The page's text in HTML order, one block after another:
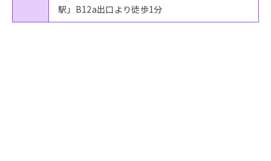
駅」B12a出口より徒歩1分